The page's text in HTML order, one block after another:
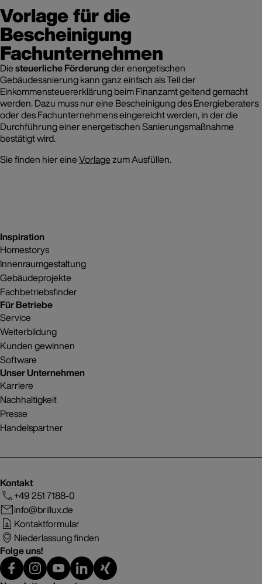
Vorlage für die
Bescheinigung
Fachunternehmen
Diesteuerliche Förderungder energetischen
Gebäudesanierung kann ganz einfach als Teil der
Einkommensteuererklärung beim Finanzamt geltend gemacht
werden. Dazu muss nur eine Bescheinigung des Energieberaters
oder des Fachunternehmens eingereicht werden, in der die
Durchführung einer energetischen Sanierungsmaßnahme
bestätigt wird.
Sie finden hier eineVorlagezum Ausfüllen.
Inspiration
Homestorys
Innenraumgestaltung
Gebäudeprojekte
Fachbetriebsfinder
Für Betriebe
Service
Weiterbildung
Kunden gewinnen
Software
Unser Unternehmen
Karriere
Nachhaltigkeit
Presse
Handelspartner
Kontakt
+49 251 7188-0
info@brillux.de
Kontaktformular
Niederlassung finden
Folge uns!